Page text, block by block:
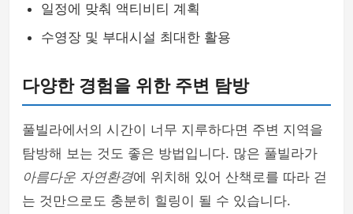
일정에 맞춰 액티비티 계획
수영장 및 부대시설 최대한 활용
다양한 경험을 위한 주변 탐방
풀빌라에서의 시간이 너무 지루하다면 주변 지역을
탐방해 보는 것도 좋은 방법입니다. 많은 풀빌라가
아름다운 자연환경에 위치해 있어 산책로를 따라 걷
는 것만으로도 충분히 힐링이 될 수 있습니다.